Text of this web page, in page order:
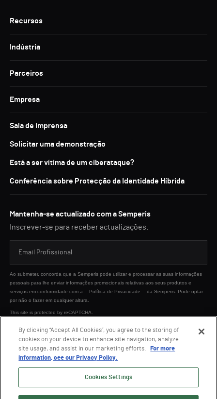
Recursos
Indústria
Parceiros
Empresa
Sala de imprensa
Solicitar uma demonstração
Está a ser vítima de um ciberataque?
Conferência sobre Protecção da Identidade Híbrida
Mantenha-se actualizado com a Semperis
Inscrever-se para receber actualizações.
Ao submeter, concorda que a Semperis pode utilizar e processar as suas informações
pessoais para lhe enviar informações promocionais relativas aos seus produtos e
serviços em conformidade com a
Política de Privacidade
da Semperis. Pode optar
por não o fazer em qualquer altura.
This site is protected by reCAPTCHA.
ENVIAR
By clicking “Accept All Cookies”, you agree to the storing of
cookies on your device to enhance site navigation, analyze
site usage, and assist in our marketing efforts.
For more
information, see our Privacy Policy.
Cookies Settings